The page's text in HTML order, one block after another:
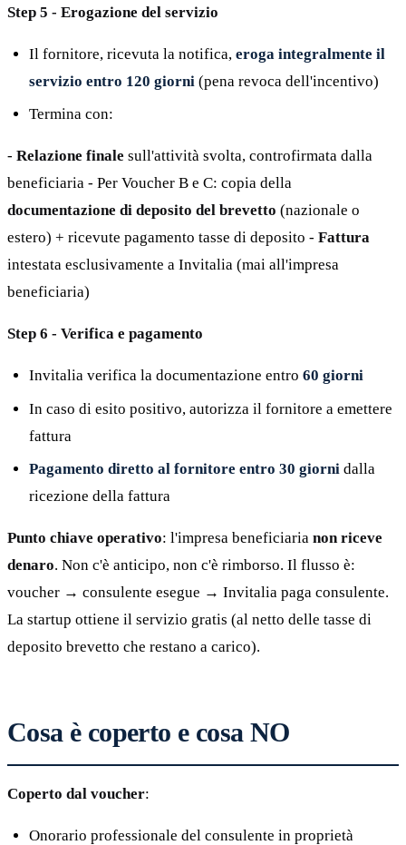
Step 5 - Erogazione del servizio
Il fornitore, ricevuta la notifica, eroga integralmente il
servizio entro 120 giorni (pena revoca dell'incentivo)
Termina con:
- Relazione finale sull'attività svolta, controfirmata dalla
beneficiaria - Per Voucher B e C: copia della
documentazione di deposito del brevetto (nazionale o
estero) + ricevute pagamento tasse di deposito - Fattura
intestata esclusivamente a Invitalia (mai all'impresa
beneficiaria)
Step 6 - Verifica e pagamento
Invitalia verifica la documentazione entro 60 giorni
In caso di esito positivo, autorizza il fornitore a emettere
fattura
Pagamento diretto al fornitore entro 30 giorni dalla
ricezione della fattura
Punto chiave operativo: l'impresa beneficiaria non riceve
denaro. Non c'è anticipo, non c'è rimborso. Il flusso è:
voucher → consulente esegue → Invitalia paga consulente.
La startup ottiene il servizio gratis (al netto delle tasse di
deposito brevetto che restano a carico).
Cosa è coperto e cosa NO
Coperto dal voucher:
Onorario professionale del consulente in proprietà